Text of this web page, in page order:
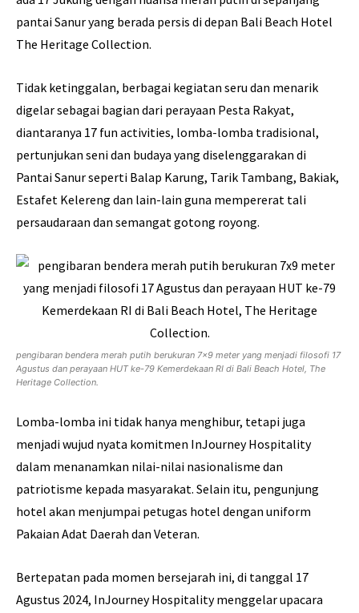
pantai Sanur yang berada persis di depan Bali Beach Hotel
The Heritage Collection.
Tidak ketinggalan, berbagai kegiatan seru dan menarik
digelar sebagai bagian dari perayaan Pesta Rakyat,
diantaranya 17 fun activities, lomba-lomba tradisional,
pertunjukan seni dan budaya yang diselenggarakan di
Pantai Sanur seperti Balap Karung, Tarik Tambang, Bakiak,
Estafet Kelereng dan lain-lain guna mempererat tali
persaudaraan dan semangat gotong royong.
pengibaran bendera merah putih berukuran 7×9 meter yang menjadi filosofi 17
Agustus dan perayaan HUT ke-79 Kemerdekaan RI di Bali Beach Hotel, The
Heritage Collection.
Lomba-lomba ini tidak hanya menghibur, tetapi juga
menjadi wujud nyata komitmen InJourney Hospitality
dalam menanamkan nilai-nilai nasionalisme dan
patriotisme kepada masyarakat. Selain itu, pengunjung
hotel akan menjumpai petugas hotel dengan uniform
Pakaian Adat Daerah dan Veteran.
Bertepatan pada momen bersejarah ini, di tanggal 17
Agustus 2024, InJourney Hospitality menggelar upacara